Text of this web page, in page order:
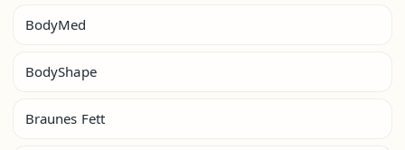
BodyMed
BodyShape
Braunes Fett